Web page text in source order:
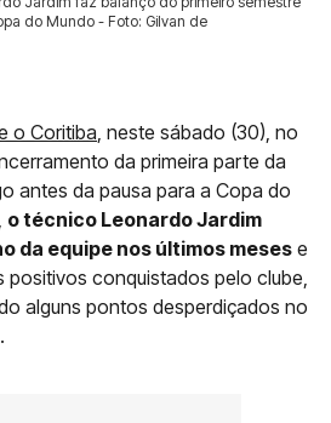
do Mundo - Foto: Gilvan de
o Coritiba , neste sábado (30), no
da primeira parte da
antes da pausa para a Copa do
o técnico Leonardo Jardim
da equipe nos últimos meses e
conquistados pelo clube,
alguns pontos desperdiçados no